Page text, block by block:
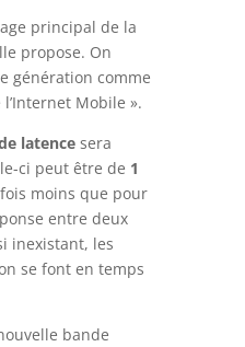
principal de la
propose. On
génération comme
Mobile ».
latencesera
ci peut être de 1
moins que pour
entre deux
inexistant, les
se font en temps
bande